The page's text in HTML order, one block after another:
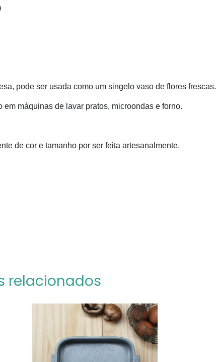
pode ser usada como um singelo vaso de flores frescas.
em máquinas de lavar pratos, microondas e forno.
de cor e tamanho por ser feita artesanalmente.
relacionados